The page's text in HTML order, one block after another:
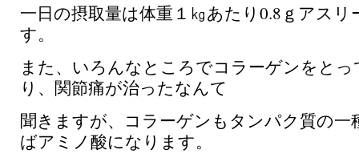
一日の摂取量は体重１㎏あたり0.8ｇアスリ
す。
また、いろんなところでコラーゲンをと
り、関節痛が治ったなんて
聞きますが、コラーゲンもタンパク質の一
ばアミノ酸になります。